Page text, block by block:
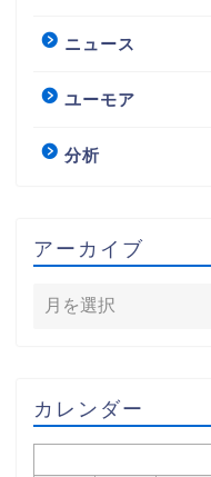
ニュース
ユーモア
分析
アーカイブ
カレンダー